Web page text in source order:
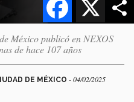
México publicó en NEXOS
de hace 107 años
DE MÉXICO - 04/02/2025